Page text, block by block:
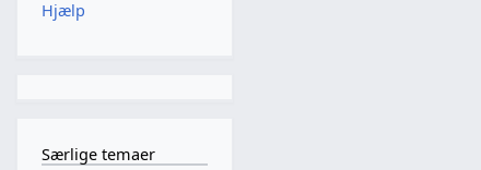
Hjælp
Særlige temaer